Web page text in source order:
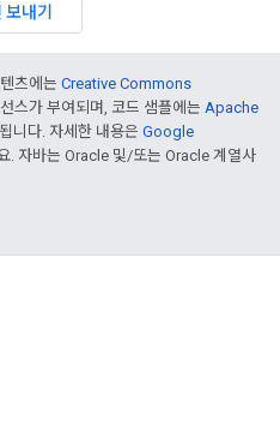
보내기
츠에는 Creative Commons
스가 부여되며, 코드 샘플에는 Apache
니다. 자세한 내용은 Google
. 자바는 Oracle 및/또는 Oracle 계열사